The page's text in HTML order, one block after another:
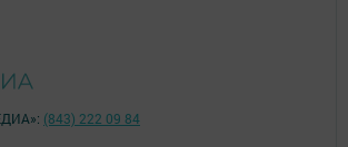
(843) 222 09 84